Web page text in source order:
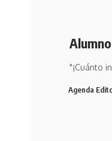
"¡Cuánto
Agenda